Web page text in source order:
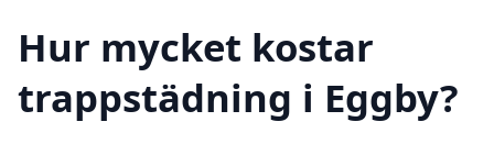
Hur mycket kostar
trappstädning i Eggby?